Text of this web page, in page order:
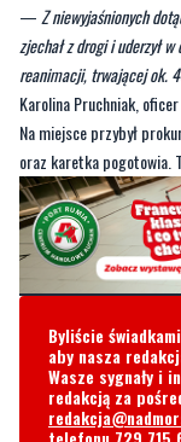
Karolina Pruchniak,
Na miejsce przybył
oraz karetka pogotowia.
Byliście
aby nasza
Wasze sygnały i
telefonu729 715